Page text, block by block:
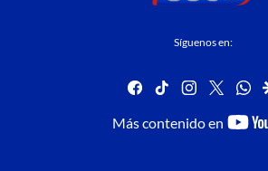
Síguenos en:
facebook
tiktok instagram
twitter
Más contenido en